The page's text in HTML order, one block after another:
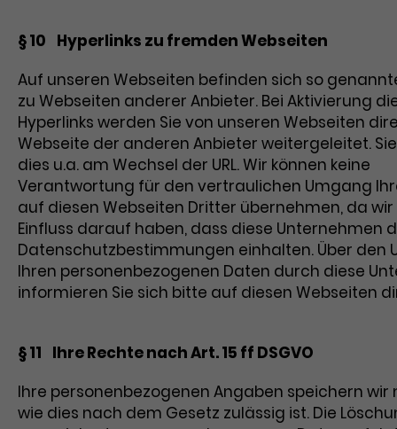
§ 10 Hyperlinks zu fremden Webseiten
Auf unseren Webseiten befinden sich so
zu Webseiten anderer Anbieter. Bei Aktivierung
Hyperlinks werden Sie von unseren Webseiten
Webseite der anderen Anbieter weitergeleitet.
dies u.a. am Wechsel der URL. Wir können keine
Verantwortung für den vertraulichen Umgang
auf diesen Webseiten Dritter übernehmen, da wir
Einfluss darauf haben, dass diese Unternehmen
Datenschutzbestimmungen einhalten. Über den
Ihren personenbezogenen Daten durch diese
informieren Sie sich bitte auf diesen Webseiten
§ 11 Ihre Rechte nach Art. 15 ff DSGVO
Ihre personenbezogenen Angaben speichern wir
wie dies nach dem Gesetz zulässig ist. Die